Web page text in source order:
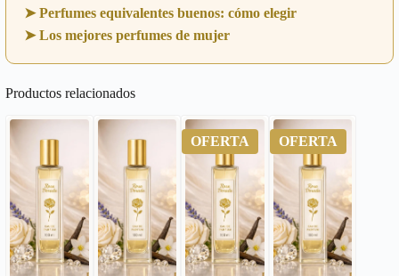
➤ Perfumes equivalentes buenos: cómo elegir
➤ Los mejores perfumes de mujer
Productos relacionados
OFERTA OFERTA